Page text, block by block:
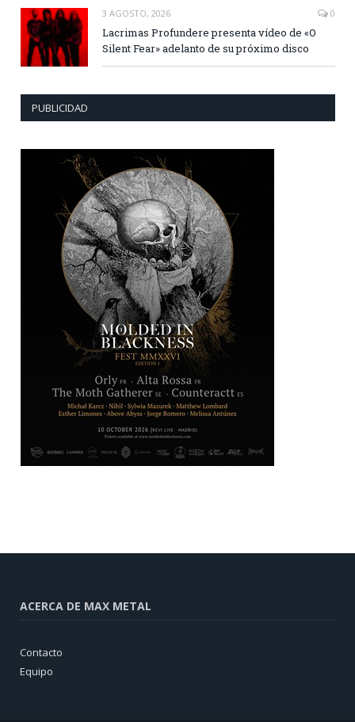
3 AGOSTO, 2026 0
Lacrimas Profundere presenta vídeo de «O
Silent Fear» adelanto de su próximo disco
PUBLICIDAD
ACERCA DE MAX METAL
Contacto
Equipo